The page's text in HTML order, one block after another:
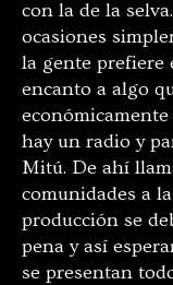
con la de la
ocasiones
la gente prefiere
encanto a algo
hay un radio y
Mitú. De ahí
comunidades a
producción se
pena y así
se presentan